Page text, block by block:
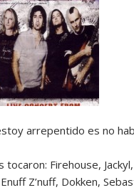
arrepentido es no
tocaron: Firehouse,
Z’nuff, Dokken,